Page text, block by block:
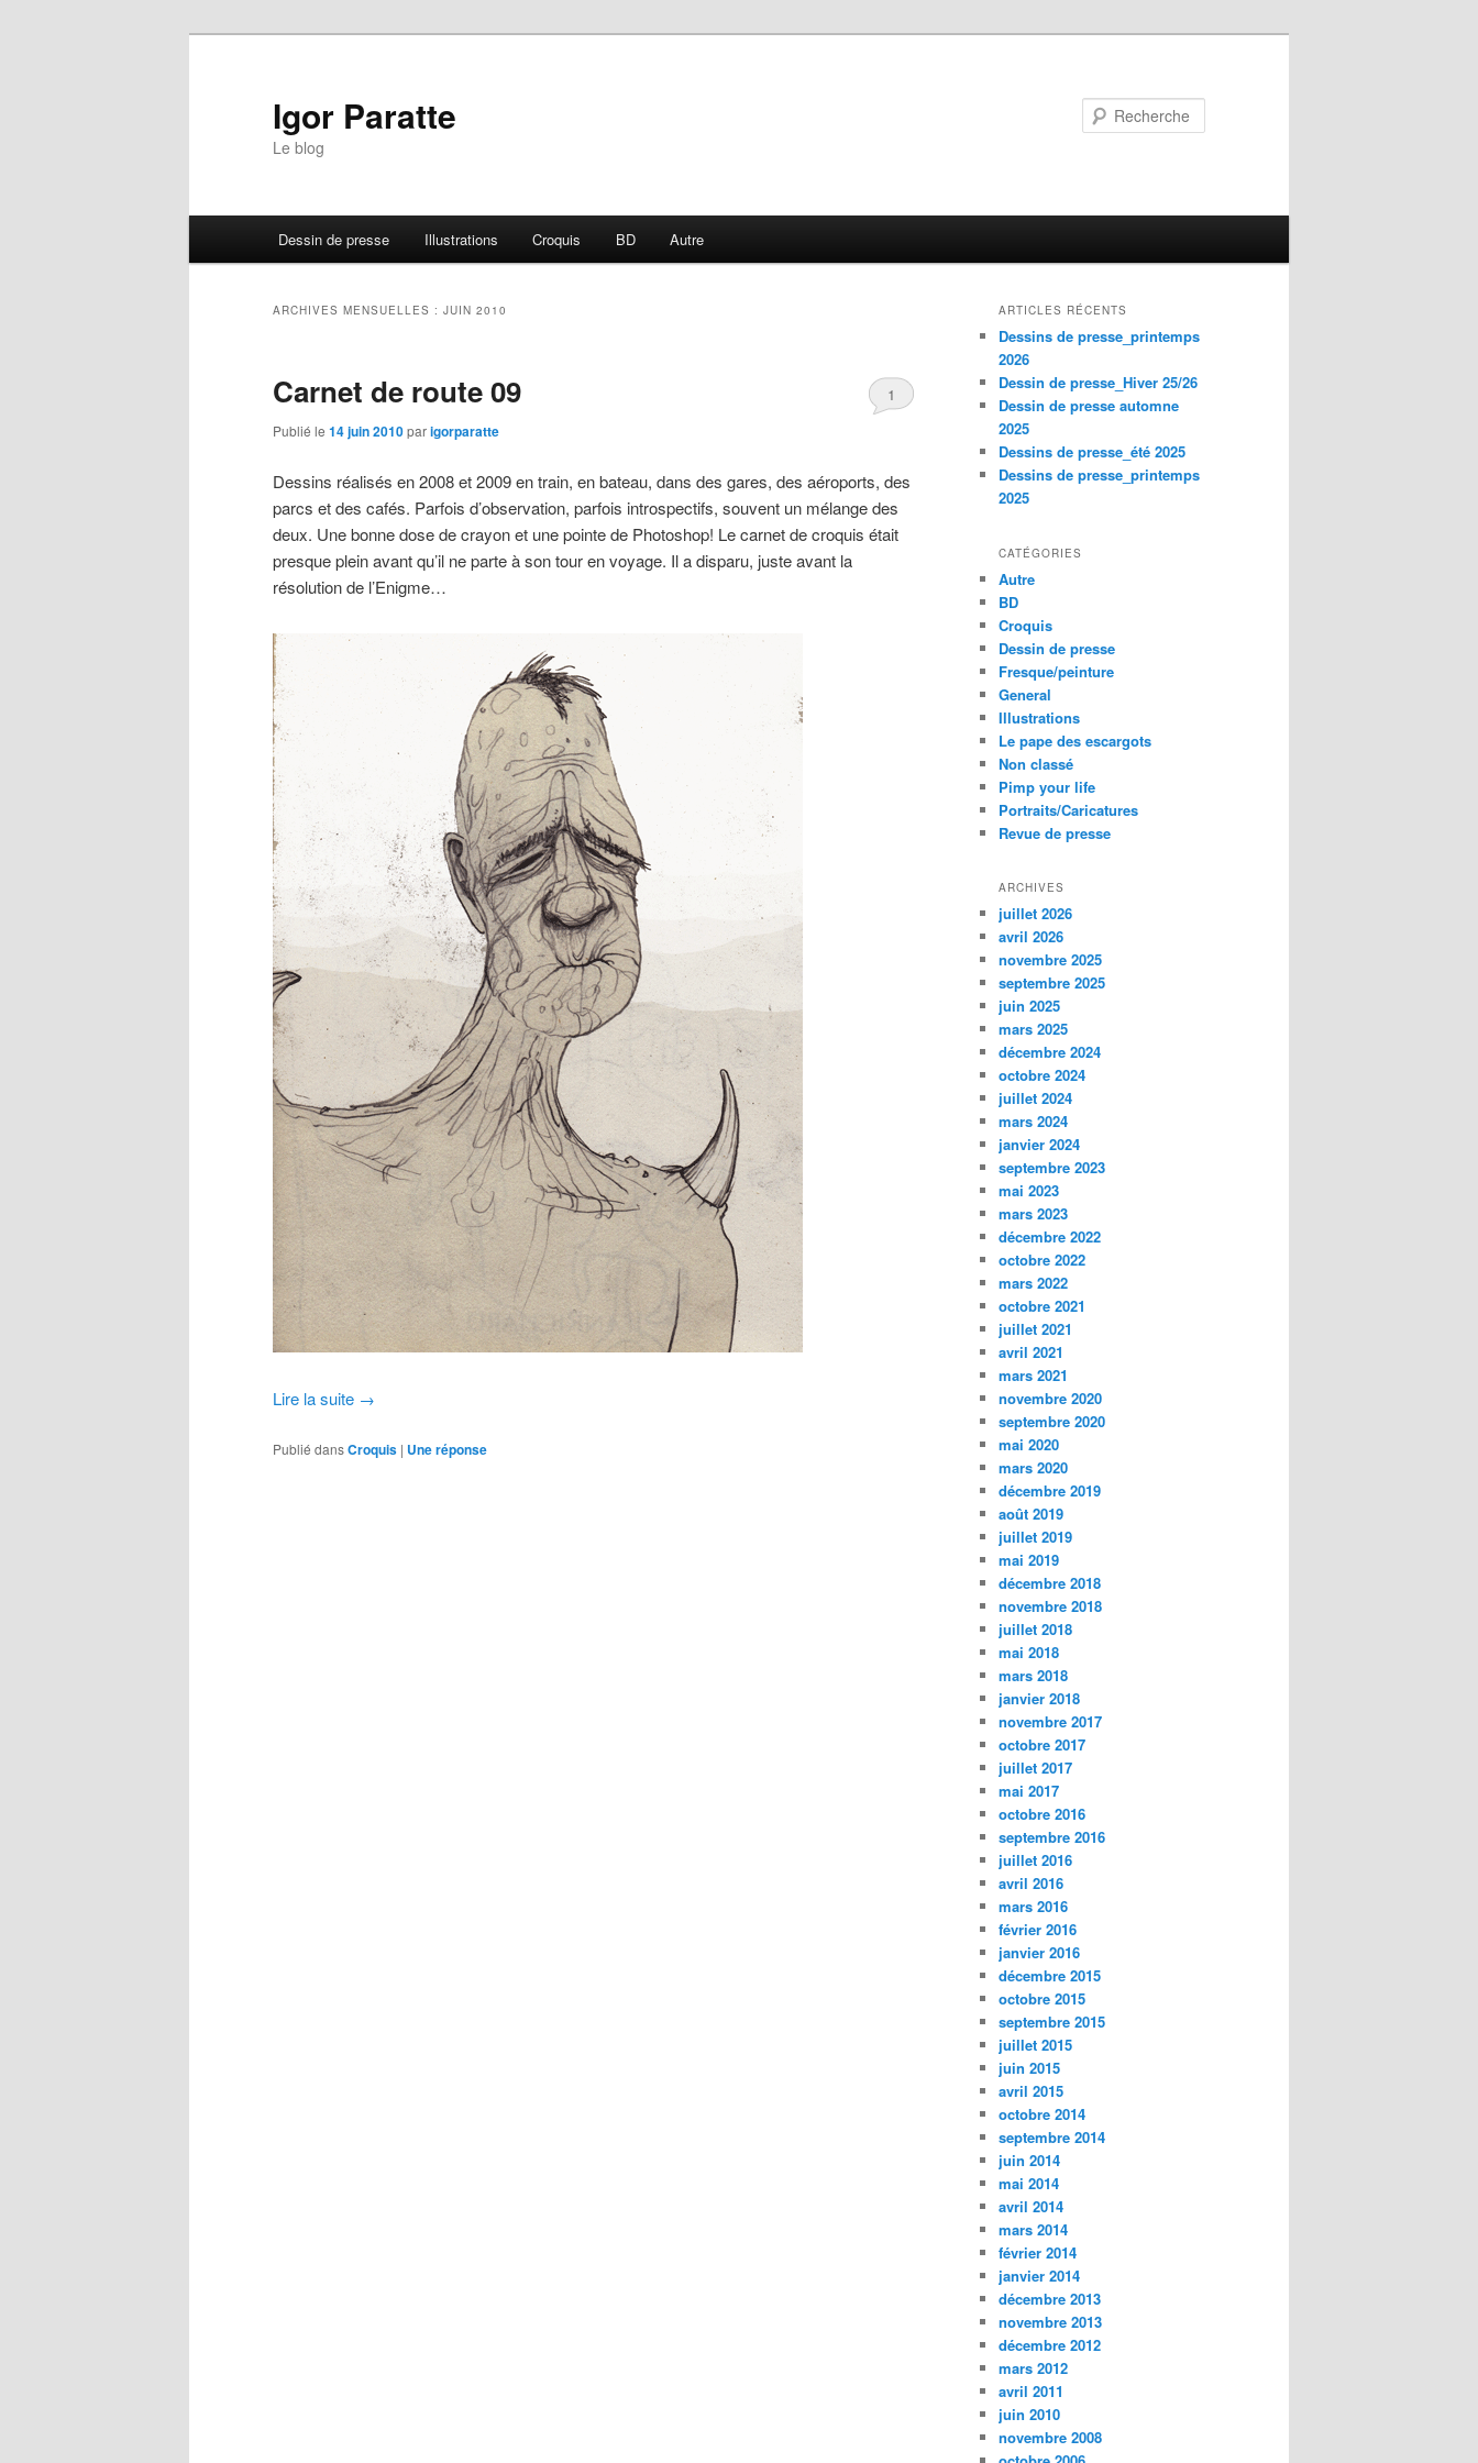
Igor Paratte
Le blog
Aller au contenu principal
Aller au contenu secondaire
Dessin de presse Illustrations Croquis BD Autre
ARCHIVES MENSUELLES : JUIN 2010
Carnet de route 09
Publié le 14 juin 2010parigorparatte
1
Dessins réalisés en 2008 et 2009 en train, en bateau, dans des gares, des aéroports, des
parcs et des cafés. Parfois d’observation, parfois introspectifs, souvent un mélange des
deux. Une bonne dose de crayon et une pointe de Photoshop! Le carnet de croquis était
presque plein avant qu’il ne parte à son tour en voyage. Il a disparu, juste avant la
résolution de l’Enigme…
Lire la suite →
Publié dansCroquis | Uneréponse
ARTICLES RÉCENTS
Dessins de presse_printemps
2026
Dessin de presse_Hiver 25/26
Dessin de presse automne
2025
Dessins de presse_été 2025
Dessins de presse_printemps
2025
CATÉGORIES
Autre
BD
Croquis
Dessin de presse
Fresque/peinture
General
Illustrations
Le pape des escargots
Non classé
Pimp your life
Portraits/Caricatures
Revue de presse
ARCHIVES
juillet 2026
avril 2026
novembre 2025
septembre 2025
juin 2025
mars 2025
décembre 2024
octobre 2024
juillet 2024
mars 2024
janvier 2024
septembre 2023
mai 2023
mars 2023
décembre 2022
octobre 2022
mars 2022
octobre 2021
juillet 2021
avril 2021
mars 2021
novembre 2020
septembre 2020
mai 2020
mars 2020
décembre 2019
août 2019
juillet 2019
mai 2019
décembre 2018
novembre 2018
juillet 2018
mai 2018
mars 2018
janvier 2018
novembre 2017
octobre 2017
juillet 2017
mai 2017
octobre 2016
septembre 2016
juillet 2016
avril 2016
mars 2016
février 2016
janvier 2016
décembre 2015
octobre 2015
septembre 2015
juillet 2015
juin 2015
avril 2015
octobre 2014
septembre 2014
juin 2014
mai 2014
avril 2014
mars 2014
février 2014
janvier 2014
décembre 2013
novembre 2013
décembre 2012
mars 2012
avril 2011
juin 2010
novembre 2008